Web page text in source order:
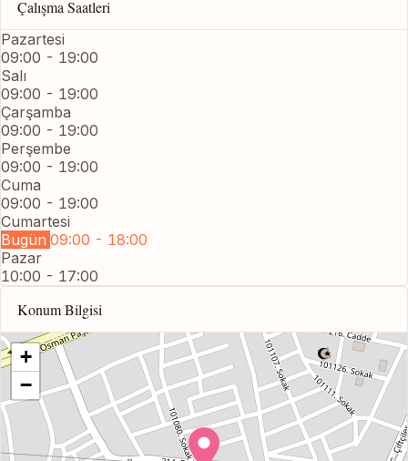
Çalışma Saatleri
Pazartesi
09:00 - 19:00
Salı
09:00 - 19:00
Çarşamba
09:00 - 19:00
Perşembe
09:00 - 19:00
Cuma
09:00 - 19:00
Cumartesi
Bugün 09:00 - 18:00
Pazar
10:00 - 17:00
Konum Bilgisi
+
−